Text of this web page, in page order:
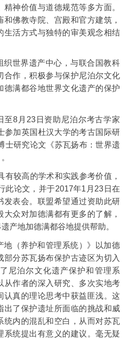
神价值与道德规范等多方面。
佛教寺院、宫殿和官方建筑，
生活方式与独特的审美观念相结
织世界遗产中心，与联合国教科
合作，积极参与保护尼泊尔文化
德满都谷地世界文化遗产的保护
至8月 23日资助尼泊尔考古学家
参加英国杜汉大学的考古国际研
士研究论文《苏瓦扬布：世界遗
有较高的学术和实践参考价值，
此论文，并于2017年1月23 日在
发表会。联盟希望通过资助此研
众对加德满都有更多的了解，
产地加德满都谷地提供帮助。
地（养护和管理系统）》以加德
部分苏瓦扬布保护古迹区为切入
尼泊尔文化遗产保护和管理系
从作者的深入研究、多次实地考
认真的理论思考中获益匪浅。这
出了保护遗址所面临的挑战和威
统内的混乱和空白，从而对苏瓦
系统提出有意义的建议。毫无疑